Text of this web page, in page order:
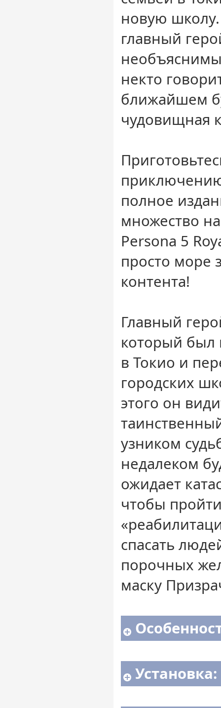
новую
главный
некто
ближайшем
чудовищная
полное
множество
Persona 5
просто море
контента!
Главный
который был
в Токио и
городских
этого он
узником
недалеком
ожидает
чтобы
спасать
порочных
маску
Установка: